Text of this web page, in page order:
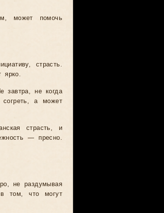
может помочь
страсть.
ярко.
завтра, не когда
а может
страсть, и
— пресно.
не раздумывая
том, что могут